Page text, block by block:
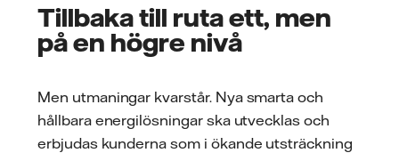
Tillbaka till ruta ett, men
på en högre nivå
Men utmaningar kvarstår. Nya smarta och
hållbara energilösningar ska utvecklas och
erbjudas kunderna som i ökande utsträckning